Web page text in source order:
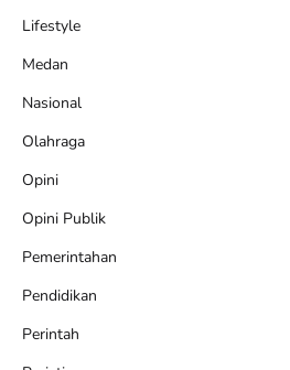
Lifestyle
Medan
Nasional
Olahraga
Opini
Opini Publik
Pemerintahan
Pendidikan
Perintah